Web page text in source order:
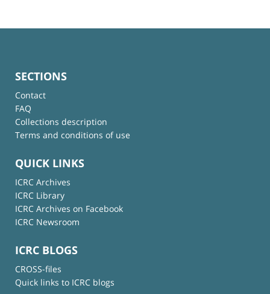
SECTIONS
Contact
FAQ
Collections description
Terms and conditions of use
QUICK LINKS
ICRC Archives
ICRC Library
ICRC Archives on Facebook
ICRC Newsroom
ICRC BLOGS
CROSS-files
Quick links to ICRC blogs